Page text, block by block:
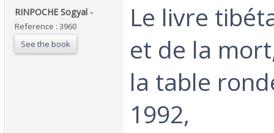
‎RINPOCHE Sogyal - ‎
Reference : 3960
See the book
‎Le livre
et de la
la table
1992, ‎